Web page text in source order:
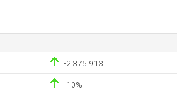
-2 375 913
+10%